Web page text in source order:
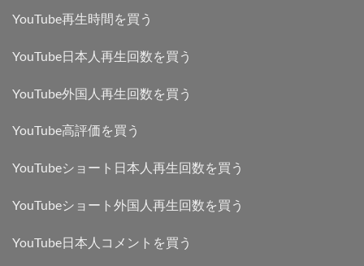
YouTube再生時間を買う
YouTube日本人再生回数を買う
YouTube外国人再生回数を買う
YouTube高評価を買う
YouTubeショート日本人再生回数を買う
YouTubeショート外国人再生回数を買う
YouTube日本人コメントを買う